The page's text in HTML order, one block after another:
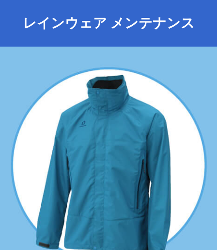
レインウェア メンテナンス